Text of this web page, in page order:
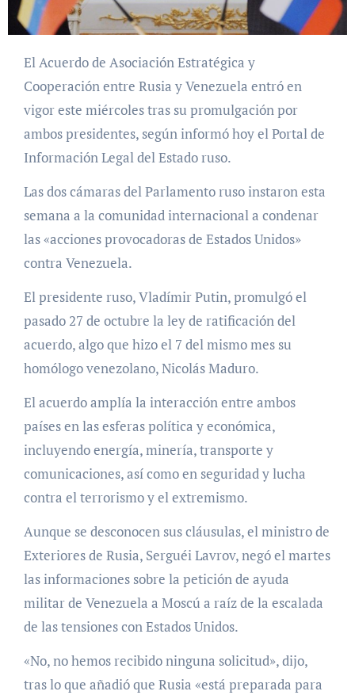
El Acuerdo de Asociación Estratégica y
Cooperación entre Rusia y Venezuela entró en
vigor este miércoles tras su promulgación por
ambos presidentes, según informó hoy el Portal de
Información Legal del Estado ruso.
Las dos cámaras del Parlamento ruso instaron esta
semana a la comunidad internacional a condenar
las «acciones provocadoras de Estados Unidos»
contra Venezuela.
El presidente ruso, Vladímir Putin, promulgó el
pasado 27 de octubre la ley de ratificación del
acuerdo, algo que hizo el 7 del mismo mes su
homólogo venezolano, Nicolás Maduro.
El acuerdo amplía la interacción entre ambos
países en las esferas política y económica,
incluyendo energía, minería, transporte y
comunicaciones, así como en seguridad y lucha
contra el terrorismo y el extremismo.
Aunque se desconocen sus cláusulas, el ministro de
Exteriores de Rusia, Serguéi Lavrov, negó el martes
las informaciones sobre la petición de ayuda
militar de Venezuela a Moscú a raíz de la escalada
de las tensiones con Estados Unidos.
«No, no hemos recibido ninguna solicitud», dijo,
tras lo que añadió que Rusia «está preparada para